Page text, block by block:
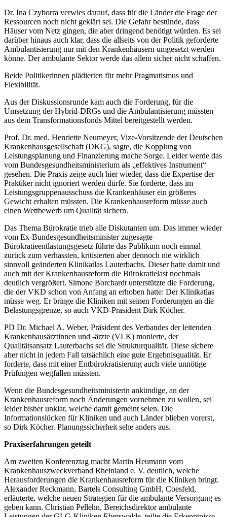
Dr. Ina Czyborra verwies darauf, dass für die Länder die Frage der
Ressourcen noch nicht geklärt sei. Die Gefahr bestünde, dass
Häuser vom Netz gingen, die aber dringend benötigt würden. Es sei
darüber hinaus auch klar, dass die allseits von der Politik geforderte
Ambulantisierung nur mit den Krankenhäusern umgesetzt werden
könne. Der ambulante Sektor werde das allein sicher nicht schaffen.
Beide Politikerinnen plädierten für mehr Pragmatismus und
Flexibilität.
Aus der Diskussionsrunde kam auch die Forderung, für die
Umsetzung der Hybrid-DRGs und die Ambulantisierung müssten
aus dem Transformationsfonds Mittel bereitgestellt werden.
Prof. Dr. med. Henriette Neumeyer, Vize-Vorsitzende der Deutschen
Krankenhausgesellschaft (DKG), sagte, die Kopplung von
Leistungsplanung und Finanzierung mache Sorge. Leider werde das
vom Bundesgesundheitsministerium als „effektives Instrument“
gesehen. Die Praxis zeige auch hier wieder, dass die Expertise der
Praktiker nicht ignoriert werden dürfe. Sie forderte, dass im
Leistungsgruppenausschuss die Krankenhäuser ein größeres
Gewicht erhalten müssten. Die Krankenhausreform müsse auch
einen Wettbewerb um Qualität sichern.
Das Thema Bürokratie trieb alle Diskutanten um. Das immer wieder
vom Ex-Bundesgesundheitsminister zugesagte
Bürokratieentlastungsgesetz führte das Publikum noch einmal
zurück zum verhassten, kritisierten aber dennoch nie wirklich
sinnvoll geänderten Klinikatlas Lauterbachs. Dieser hatte damit und
auch mit der Krankenhausreform die Bürokratielast nochmals
deutlich vergrößert. Simone Borchardt unterstützte die Forderung,
die der VKD schon von Anfang an erhoben hatte: Der Klinikatlas
müsse weg. Er bringe die Kliniken mit seinen Forderungen an die
Belastungsgrenze, so auch VKD-Präsident Dirk Köcher.
PD Dr. Michael A. Weber, Präsident des Verbandes der leitenden
Krankenhausärztinnen und -ärzte (VLK) monierte, der
Qualitätsansatz Lauterbachs sei die Strukturqualität. Diese sichere
aber nicht in jedem Fall tatsächlich eine gute Ergebnisqualität. Er
forderte, dass mit einer Entbürokratisierung auch viele unnötige
Prüfungen wegfallen müssten.
Wenn die Bundesgesundheitsministerin ankündige, an der
Krankenhausreform noch Änderungen vornehmen zu wollen, sei
leider bisher unklar, welche damit gemeint seien. Die
Informationslücken für Kliniken und auch Länder blieben vorerst,
so Dirk Köcher. Planungssicherheit sehe anders aus.
Praxiserfahrungen geteilt
Am zweiten Konferenztag macht Martin Heumann vom
Krankenhauszweckverband Rheinland e. V. deutlich, welche
Herausforderungen die Krankenhausreform für die Kliniken bringt.
Alexander Reckmann, Bartels Consulting GmbH, Coesfeld,
erläuterte, welche neuen Strategien für die ambulante Versorgung es
geben kann. Christian Pellehn, Bereichsdirektor ambulante